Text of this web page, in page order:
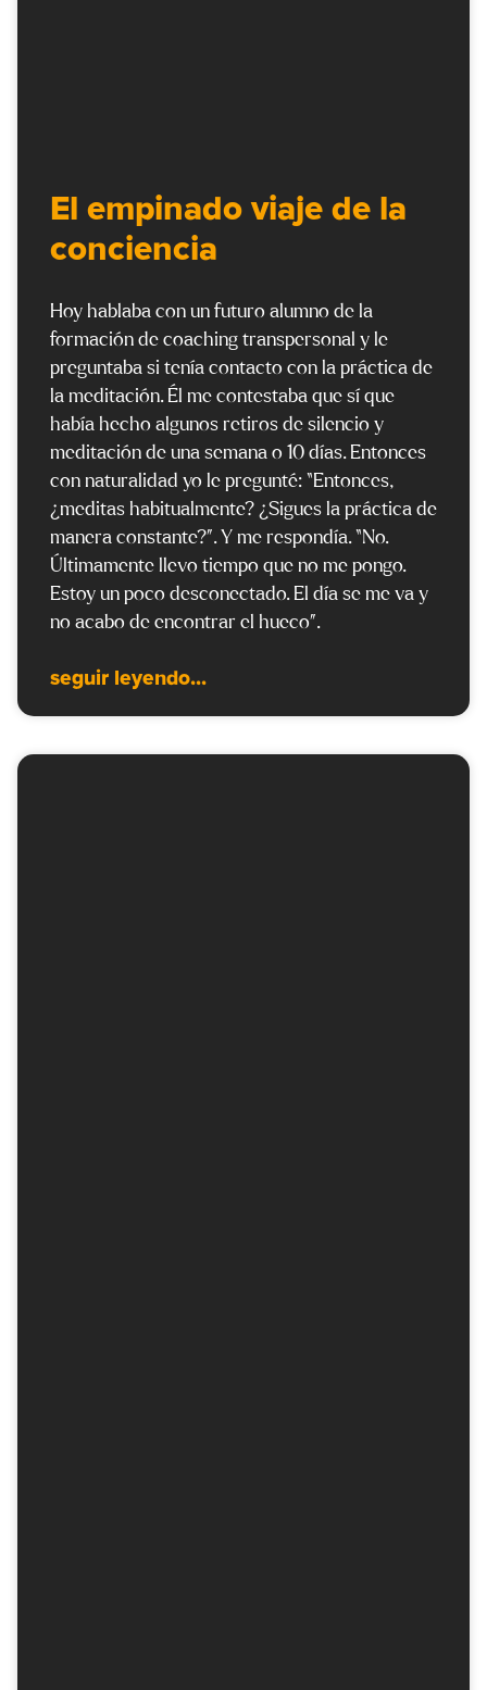
El empinado viaje de la
conciencia
Hoy hablaba con un futuro alumno de la
formación de coaching transpersonal y le
preguntaba si tenía contacto con la práctica de
la meditación. Él me contestaba que sí que
había hecho algunos retiros de silencio y
meditación de una semana o 10 días. Entonces
con naturalidad yo le pregunté: “Entonces,
¿meditas habitualmente? ¿Sigues la práctica de
manera constante?”. Y me respondía. “No.
Últimamente llevo tiempo que no me pongo.
Estoy un poco desconectado. El día se me va y
no acabo de encontrar el hueco”.
seguir leyendo...